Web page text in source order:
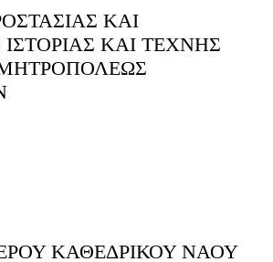
ΚΑΙ
ΚΑΙ ΤΕΧΝΗΣ
ΜΗΤΡΟΠΟΛΕΩΣ
ΚΑΘΕΔΡΙΚΟΥ ΝΑΟΥ